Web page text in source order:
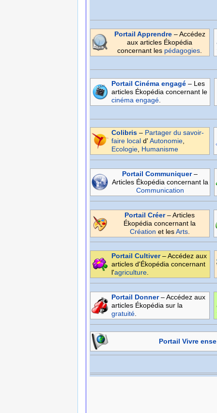
Portail Apprendre – Accédez
aux articles Ékopédia
concernant les pédagogies
Portail Cinéma engagé – Les
articles Ékopédia concernant le
cinéma engagé
Colibris – Partager du savoir-
faire local d' Autonomie,
Ecologie, Humanisme
Portail Communiquer–
Articles Ékopédia concernant la
Communication
Portail Créer– Articles
Ékopédia concernant la
Création et lesArts
Portail Cultiver– Accédez aux
articles d'Ékopédia concernant
l'agriculture
Portail Donner– Accédez aux
articles Ékopédia sur la
gratuité
Portail Vivre